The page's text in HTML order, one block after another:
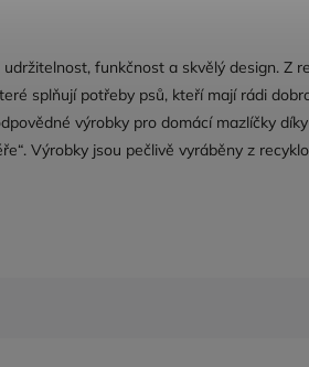
funkčnost a skvělý design. Z
splňují potřeby psů, kteří mají rádi
výrobky pro domácí mazlíčky
Výrobky jsou pečlivě vyráběny z